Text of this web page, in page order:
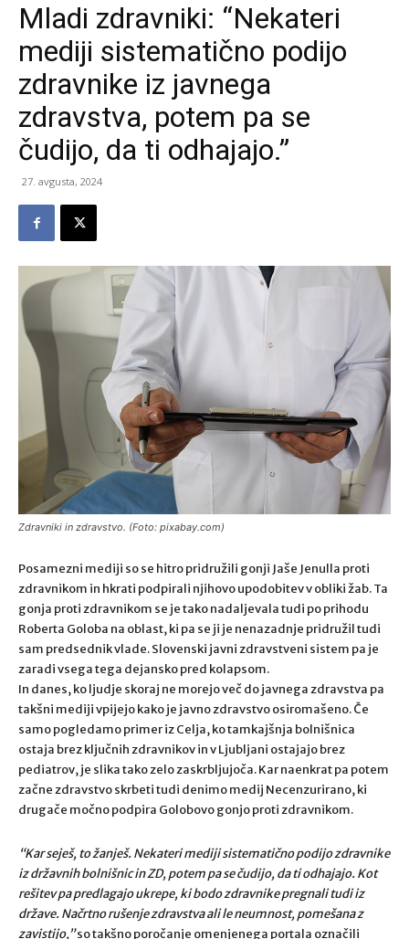
Mladi zdravniki: “Nekateri
mediji sistematično podijo
zdravnike iz javnega
zdravstva, potem pa se
čudijo, da ti odhajajo.”
27. avgusta, 2024
Zdravniki in zdravstvo. (Foto: pixabay.com)
Posamezni mediji so se hitro pridružili gonji Jaše Jenulla proti
zdravnikom in hkrati podpirali njihovo upodobitev v obliki žab. Ta
gonja proti zdravnikom se je tako nadaljevala tudi po prihodu
Roberta Goloba na oblast, ki pa se ji je nenazadnje pridružil tudi
sam predsednik vlade. Slovenski javni zdravstveni sistem pa je
zaradi vsega tega dejansko pred kolapsom.
In danes, ko ljudje skoraj ne morejo več do javnega zdravstva pa
takšni mediji vpijejo kako je javno zdravstvo osiromašeno. Če
samo pogledamo primer iz Celja, ko tamkajšnja bolnišnica
ostaja brez ključnih zdravnikov in v Ljubljani ostajajo brez
pediatrov, je slika tako zelo zaskrbljujoča. Kar naenkrat pa potem
začne zdravstvo skrbeti tudi denimo medij Necenzurirano, ki
drugače močno podpira Golobovo gonjo proti zdravnikom.
“Kar seješ, to žanješ. Nekateri mediji sistematično podijo zdravnike
iz državnih bolnišnic in ZD, potem pa se čudijo, da ti odhajajo. Kot
rešitev pa predlagajo ukrepe, ki bodo zdravnike pregnali tudi iz
države. Načrtno rušenje zdravstva ali le neumnost, pomešana z
zavistijo,”so takšno poročanje omenjenega portala označili